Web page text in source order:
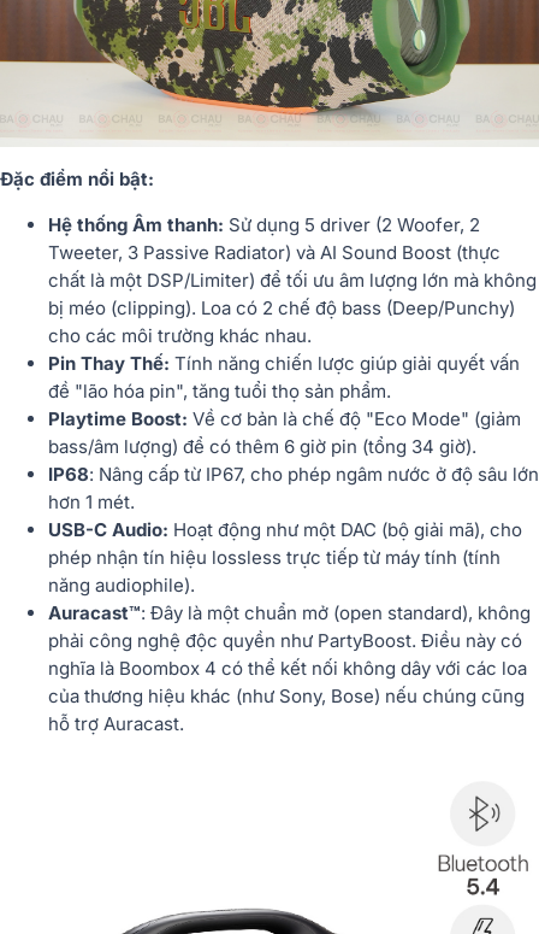
Đặc điểm nổi bật:
Hệ thống Âm thanh: Sử dụng 5 driver (2 Woofer, 2
Tweeter, 3 Passive Radiator) và AI Sound Boost (thực
chất là một DSP/Limiter) để tối ưu âm lượng lớn mà không
bị méo (clipping). Loa có 2 chế độ bass (Deep/Punchy)
cho các môi trường khác nhau.
Pin Thay Thế: Tính năng chiến lược giúp giải quyết vấn
đề "lão hóa pin", tăng tuổi thọ sản phẩm.
Playtime Boost: Về cơ bản là chế độ "Eco Mode" (giảm
bass/âm lượng) để có thêm 6 giờ pin (tổng 34 giờ).
IP68: Nâng cấp từ IP67, cho phép ngâm nước ở độ sâu lớn
hơn 1 mét.
USB-C Audio: Hoạt động như một DAC (bộ giải mã), cho
phép nhận tín hiệu lossless trực tiếp từ máy tính (tính
năng audiophile).
Auracast™: Đây là một chuẩn mở (open standard), không
phải công nghệ độc quyền như PartyBoost. Điều này có
nghĩa là Boombox 4 có thể kết nối không dây với các loa
của thương hiệu khác (như Sony, Bose) nếu chúng cũng
hỗ trợ Auracast.